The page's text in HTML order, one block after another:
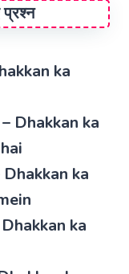
ka
– Dhakkan ka
Dhakkan ka
Dhakkan ka